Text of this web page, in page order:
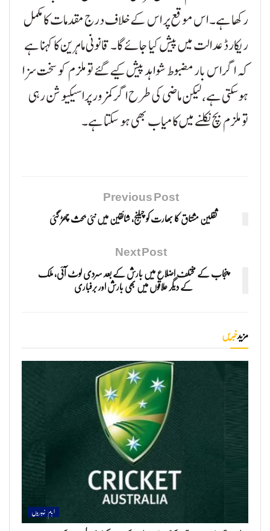
رکھا ہے۔ اس موقع پر اس کے خلاف درج مقدمات کا مکمل
ریکارڈ عدالت میں پیش کیا جائے گا۔ قانونی ماہرین کا کہنا ہے
کہ اگر اس بار مضبوط شواہد پیش کیے گئے تو ملزم کو سخت سزا
ہو سکتی ہے، لیکن ماضی کی طرح اگر کمزور پراسیکیوشن رہی
تو ملزم بچ نکلنے میں کامیاب بھی ہو سکتا ہے۔
Previous Post
ثقلین مشتاق کا بھارت کو چیلنج، شائقین میں نئی بحث چھڑ گئی
Next Post
پنجاب کے مختلف اضلاع میں بارش کے بعد سردی لوٹ آئی، ملک
کے دیگر علاقوں میں بھی بارش اور برفباری
مزیدخبریں
اہم خبریں